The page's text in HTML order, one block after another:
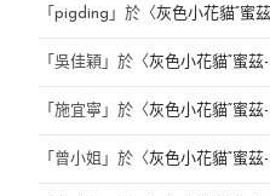
「 pigding 」於〈灰色小花貓“蜜
「 吳佳穎 」於〈灰色小花貓“蜜茲
「 施宜寧 」於〈灰色小花貓“蜜茲
「 曾小姐 」於〈灰色小花貓“蜜茲